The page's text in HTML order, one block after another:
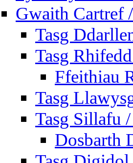
Gwaith Cartref
Tasg
Tasg
Ffeithiau
Tasg
Tasg Sillafu
Dosbarth